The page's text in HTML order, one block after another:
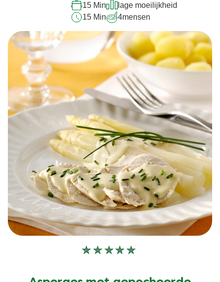
15 Min
lage moeilijkheid
15 Min
4mensen
Geen